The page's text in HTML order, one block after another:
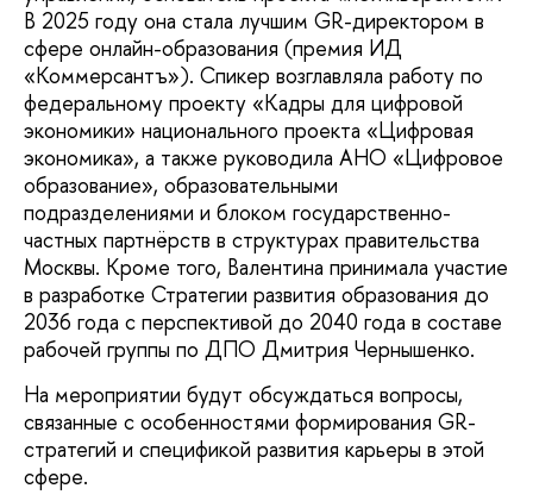
В 2025 году она стала лучшим GR-директором в
сфере онлайн-образования (премия ИД
«Коммерсантъ»). Спикер возглавляла работу по
федеральному проекту «Кадры для цифровой
экономики» национального проекта «Цифровая
экономика», а также руководила АНО «Цифровое
образование», образовательными
подразделениями и блоком государственно-
частных партнёрств в структурах правительства
Москвы. Кроме того, Валентина принимала участие
в разработке Стратегии развития образования до
2036 года с перспективой до 2040 года в составе
рабочей группы по ДПО Дмитрия Чернышенко.
На мероприятии будут обсуждаться вопросы,
связанные с особенностями формирования GR-
стратегий и спецификой развития карьеры в этой
сфере.